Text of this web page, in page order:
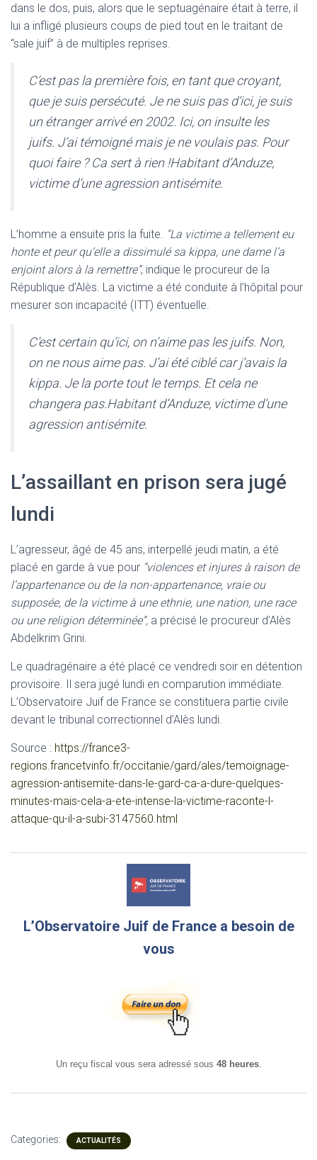
dans le dos, puis, alors que le septuagénaire était à terre, il
lui a infligé plusieurs coups de pied tout en le traitant de
“sale juif” à de multiples reprises.
C’est pas la première fois, en tant que croyant,
que je suis persécuté. Je ne suis pas d’ici, je suis
un étranger arrivé en 2002. Ici, on insulte les
juifs. J’ai témoigné mais je ne voulais pas. Pour
quoi faire ? Ca sert à rien !Habitant d’Anduze,
victime d’une agression antisémite.
L’homme a ensuite pris la fuite. “La victime a tellement eu
honte et peur qu’elle a dissimulé sa kippa, une dame l’a
enjoint alors à la remettre”, indique le procureur de la
République d’Alès. La victime a été conduite à l’hôpital pour
mesurer son incapacité (ITT) éventuelle.
C’est certain qu’ici, on n’aime pas les juifs. Non,
on ne nous aime pas. J’ai été ciblé car j’avais la
kippa. Je la porte tout le temps. Et cela ne
changera pas.Habitant d’Anduze, victime d’une
agression antisémite.
L’assaillant en prison sera jugé
lundi
L’agresseur, âgé de 45 ans, interpellé jeudi matin, a été
placé en garde à vue pour “violences et injures à raison de
l’appartenance ou de la non-appartenance, vraie ou
supposée, de la victime à une ethnie, une nation, une race
ou une religion déterminée”, a précisé le procureur d’Alès
Abdelkrim Grini.
Le quadragénaire a été placé ce vendredi soir en détention
provisoire. Il sera jugé lundi en comparution immédiate.
L’Observatoire Juif de France se constituera partie civile
devant le tribunal correctionnel d’Alès lundi.
Source : https://france3-
regions.francetvinfo.fr/occitanie/gard/ales/temoignage-
agression-antisemite-dans-le-gard-ca-a-dure-quelques-
minutes-mais-cela-a-ete-intense-la-victime-raconte-l-
attaque-qu-il-a-subi-3147560.html
L’Observatoire Juif de France a besoin de
vous
Un reçu fiscal vous sera adressé sous 48 heures.
Categories: ACTUALITÉS